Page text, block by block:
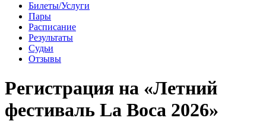
Билеты/Услуги
Пары
Расписание
Результаты
Судьи
Отзывы
Регистрация на «Летний
фестиваль La Boca 2026»